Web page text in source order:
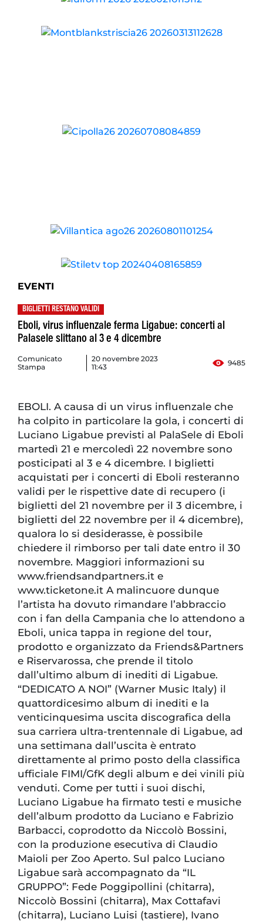
EVENTI
BIGLIETTI RESTANO VALIDI
Eboli, virus influenzale ferma Ligabue: concerti al
Palasele slittano al 3 e 4 dicembre
Comunicato
Stampa
20 novembre 2023
11:43
9485
EBOLI. A causa di un virus influenzale che
ha colpito in particolare la gola, i concerti di
Luciano Ligabue previsti al PalaSele di Eboli
martedì 21 e mercoledì 22 novembre sono
posticipati al 3 e 4 dicembre. I biglietti
acquistati per i concerti di Eboli resteranno
validi per le rispettive date di recupero (i
biglietti del 21 novembre per il 3 dicembre, i
biglietti del 22 novembre per il 4 dicembre),
qualora lo si desiderasse, è possibile
chiedere il rimborso per tali date entro il 30
novembre. Maggiori informazioni su
www.friendsandpartners.it e
www.ticketone.it A malincuore dunque
l’artista ha dovuto rimandare l’abbraccio
con i fan della Campania che lo attendono a
Eboli, unica tappa in regione del tour,
prodotto e organizzato da Friends&Partners
e Riservarossa, che prende il titolo
dall’ultimo album di inediti di Ligabue.
“DEDICATO A NOI” (Warner Music Italy) il
quattordicesimo album di inediti e la
venticinquesima uscita discografica della
sua carriera ultra-trentennale di Ligabue, ad
una settimana dall’uscita è entrato
direttamente al primo posto della classifica
ufficiale FIMI/GfK degli album e dei vinili più
venduti. Come per tutti i suoi dischi,
Luciano Ligabue ha firmato testi e musiche
dell’album prodotto da Luciano e Fabrizio
Barbacci, coprodotto da Niccolò Bossini,
con la produzione esecutiva di Claudio
Maioli per Zoo Aperto. Sul palco Luciano
Ligabue sarà accompagnato da “IL
GRUPPO”: Fede Poggipollini (chitarra),
Niccolò Bossini (chitarra), Max Cottafavi
(chitarra), Luciano Luisi (tastiere), Ivano